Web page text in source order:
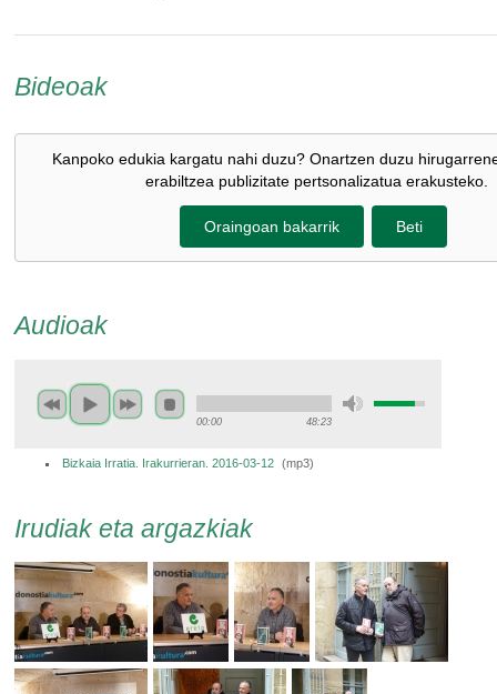
Bideoak
Kanpoko edukia kargatu nahi duzu? Onartzen duzu
erabiltzea publizitate pertsonalizatua erakusteko.
Oraingoan bakarrik Beti
Audioak
00:00 48:23
Bizkaia Irratia. Irakurrieran. 2016-03-12 (mp3)
Irudiak eta argazkiak